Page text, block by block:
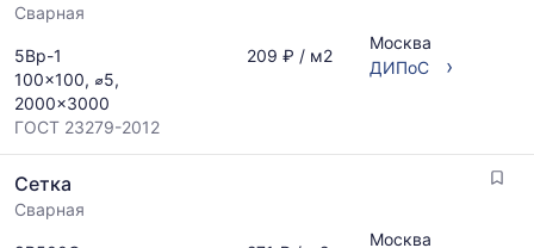
Сварная
5Вр-1
100x100, ⌀5,
2000x3000
ГОСТ 23279-2012
209 ₽ / м2
Москва
ДИПоС
›
Сетка
Сварная
Москва